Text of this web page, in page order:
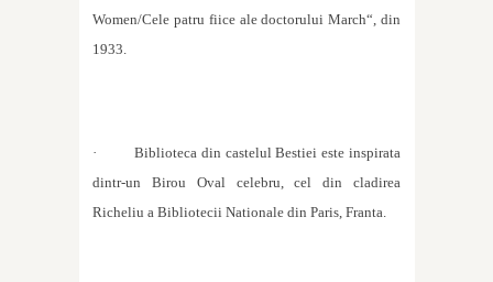
Women/Cele patru fiice ale doctorului March“, din
1933.
·
Biblioteca din castelul Bestiei este inspirata
dintr-un Birou Oval celebru, cel din cladirea
Richeliu a Bibliotecii Nationale din Paris, Franta.